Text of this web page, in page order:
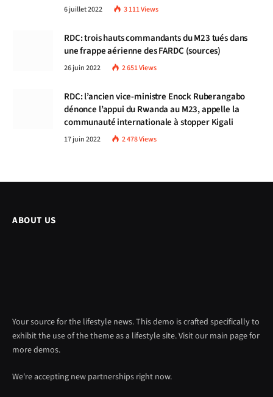
6 juillet 2022 3 111Views
RDC: trois hauts commandants du M23 tués dans
une frappe aérienne des FARDC (sources)
26 juin 2022 2 651Views
RDC: l’ancien vice-ministre Enock Ruberangabo
dénonce l’appui du Rwanda au M23, appelle la
communauté internationale à stopper Kigali
17 juin 2022 2 478Views
ABOUT US
Your source for the lifestyle news. This demo is crafted specifically to
exhibit the use of the theme as a lifestyle site. Visit our main page for
more demos.
We're accepting new partnerships right now.